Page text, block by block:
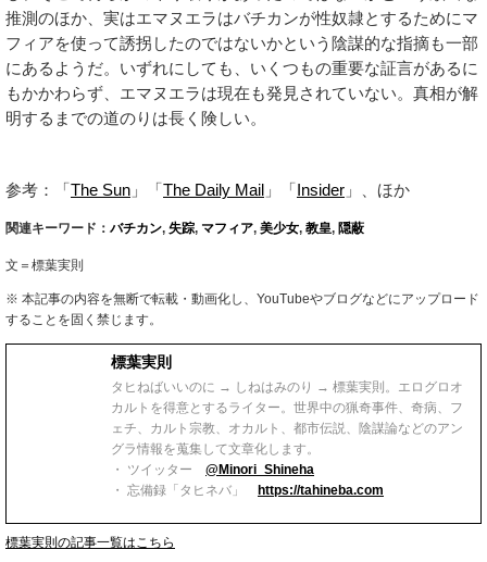
推測のほか、実はエマヌエラはバチカンが性奴隷とするためにマ
フィアを使って誘拐したのではないかという陰謀的な指摘も一部
にあるようだ。いずれにしても、いくつもの重要な証言があるに
もかかわらず、エマヌエラは現在も発見されていない。真相が解
明するまでの道のりは長く険しい。
参考：「 The Sun 」「 The Daily Mail 」「 Insider 」、ほか
関連キーワード： バチカン, 失踪, マフィア, 美少女, 教皇, 隠蔽
文＝標葉実則
※ 本記事の内容を無断で転載・動画化し、YouTubeやブログなどにアップロード
することを固く禁じます。
標葉実則
タヒねばいいのに → しねはみのり → 標葉実則。エログロオ
カルトを得意とするライター。世界中の猟奇事件、奇病、フ
ェチ、カルト宗教、オカルト、都市伝説、陰謀論などのアン
グラ情報を蒐集して文章化します。
・ ツイッター @Minori_Shineha
・ 忘備録「タヒネバ」
https://tahineba.com
標葉実則の記事一覧はこちら